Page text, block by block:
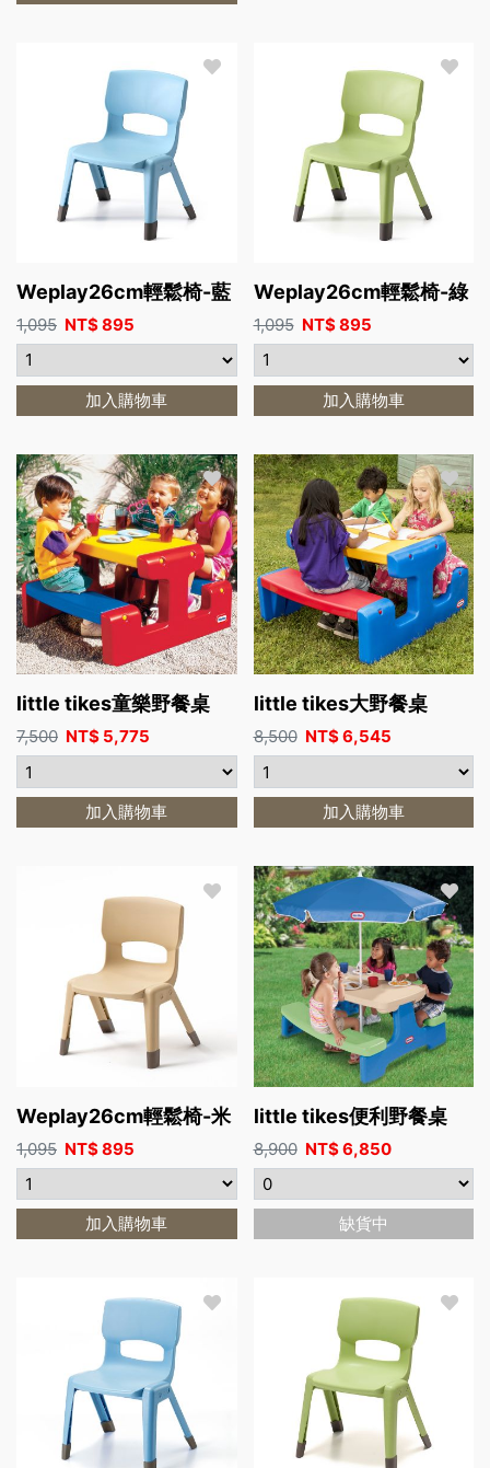
Weplay26cm輕鬆椅-藍
1,095 NT$895
加入購物車
Weplay26cm輕鬆椅-綠
1,095 NT$895
加入購物車
little tikes童樂野餐桌
7,500 NT$ 5,775
加入購物車
little tikes大野餐桌
8,500 NT$6,545
加入購物車
Weplay26cm輕鬆椅-米
1,095 NT$895
加入購物車
little tikes便利野餐桌
8,900 NT$6,850
缺貨中